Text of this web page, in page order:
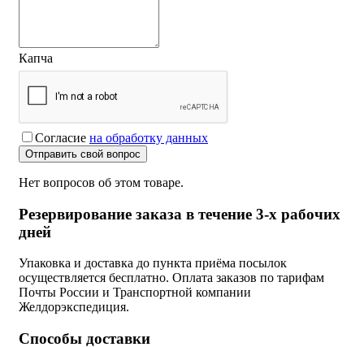
Капча
Согласие на обработку данных
Отправить свой вопрос
Нет вопросов об этом товаре.
Резервирование заказа в течение 3-х рабочих
дней
Упаковка и доставка до пункта приёма посылок
осуществляется бесплатно. Оплата заказов по тарифам
Почты России и Транспортной компании
Желдорэкспедиция.
Способы доставки